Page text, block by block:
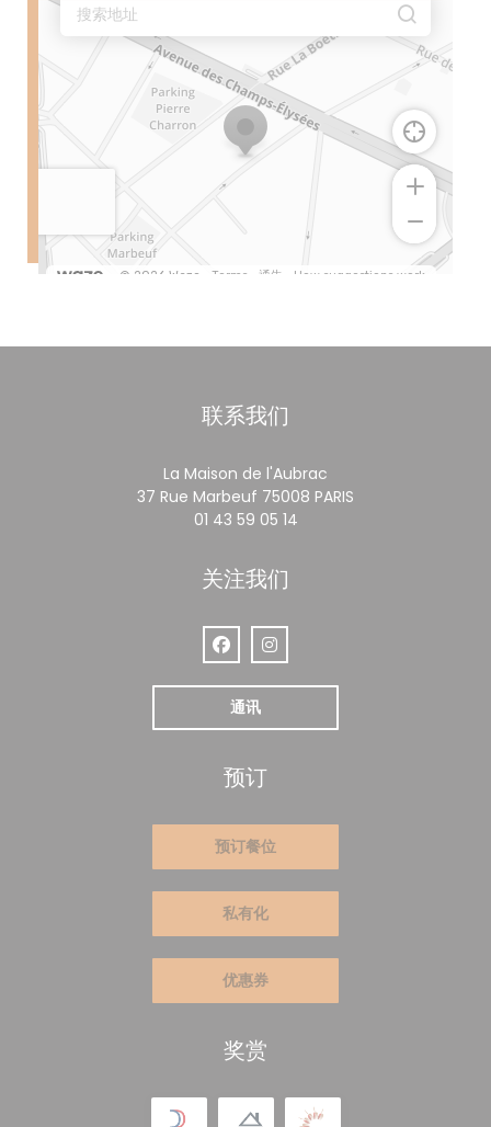
联系我们
La Maison de l'Aubrac
37 Rue Marbeuf 75008 PARIS
01 43 59 05 14
关注我们
Facebook ((在新窗口中打开))
Instagram ((在新窗口中打开))
通讯
预订
预订餐位
私有化
优惠券
奖赏